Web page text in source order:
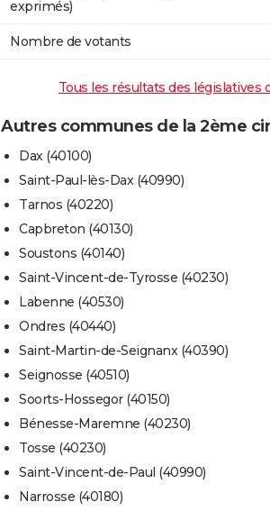
exprimés)
Nombre de votants
Tous les résultats des
Autres communes de la 2ème
Dax (40100)
Saint-Paul-lès-Dax (40990)
Tarnos (40220)
Capbreton (40130)
Soustons (40140)
Saint-Vincent-de-Tyrosse (40230)
Labenne (40530)
Ondres (40440)
Saint-Martin-de-Seignanx (40390)
Seignosse (40510)
Soorts-Hossegor (40150)
Bénesse-Maremne (40230)
Tosse (40230)
Saint-Vincent-de-Paul (40990)
Narrosse (40180)